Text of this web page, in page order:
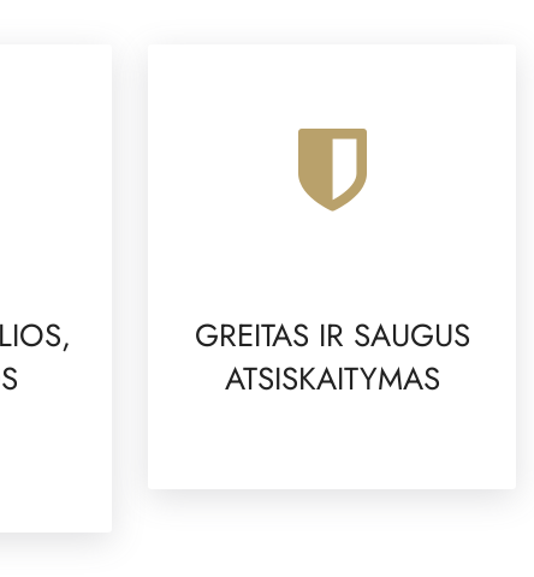
GREITAS IR SAUGUS
ATSISKAITYMAS